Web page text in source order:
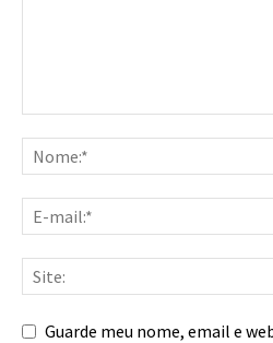
Guarde meu nome, email e